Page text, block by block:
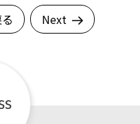
Next